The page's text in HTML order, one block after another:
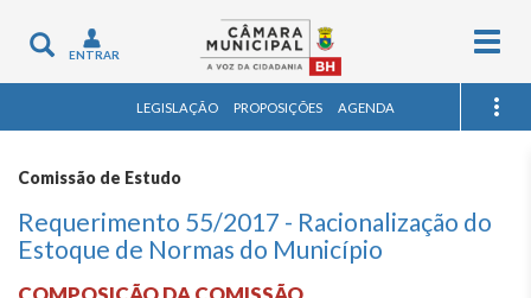
Toggle
navigation
ENTRAR
LEGISLAÇÃO PROPOSIÇÕES AGENDA
Comissão de Estudo
Requerimento 55/2017 - Racionalização do
Estoque de Normas do Município